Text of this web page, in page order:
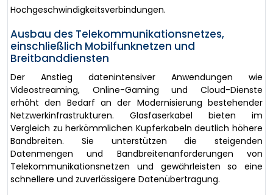
Hochgeschwindigkeitsverbindungen.
Ausbau des Telekommunikationsnetzes,
einschließlich Mobilfunknetzen und
Breitbanddiensten
Der Anstieg datenintensiver Anwendungen wie
Videostreaming, Online-Gaming und Cloud-Dienste
erhöht den Bedarf an der Modernisierung bestehender
Netzwerkinfrastrukturen. Glasfaserkabel bieten im
Vergleich zu herkömmlichen Kupferkabeln deutlich höhere
Bandbreiten. Sie unterstützen die steigenden
Datenmengen und Bandbreitenanforderungen von
Telekommunikationsnetzen und gewährleisten so eine
schnellere und zuverlässigere Datenübertragung.